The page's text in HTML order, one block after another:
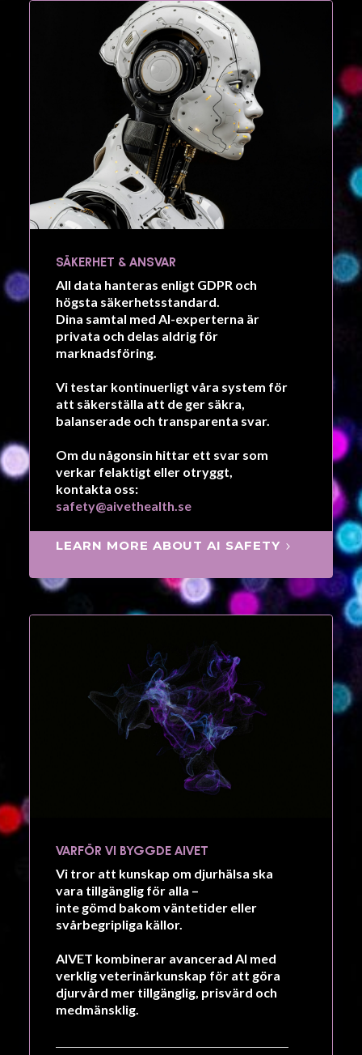
SÄKERHET & ANSVAR
All data hanteras enligt GDPRoch
högsta säkerhetsstandard.
Dina samtal med AI-experterna är
privata och delas aldrig för
marknadsföring.
Vi testar kontinuerligt våra system för
att säkerställa att de ger säkra,
balanserade och transparenta svar.
Om du någonsin hittar ett svar som
verkar felaktigt eller otryggt,
kontakta oss:
safety@aivethealth.se
LEARN MORE ABOUT AI SAFETY
VARFÖR VI BYGGDE AIVET
Vi tror att kunskap om djurhälsa ska
vara tillgänglig för alla –
inte gömd bakom väntetider eller
svårbegripliga källor.
AIVET kombinerar avancerad AI med
verklig veterinärkunskap för att göra
djurvård mer tillgänglig, prisvärd och
medmänsklig.